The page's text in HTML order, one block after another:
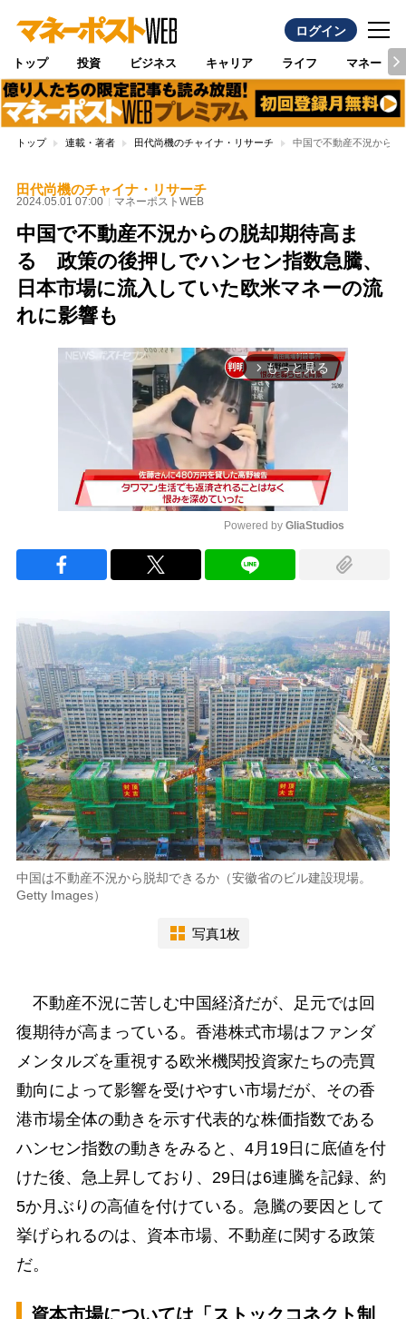
ログイン
トップ 投資 ビジネス キャリア ライフ マネー
トップ 連載・著者 田代尚機のチャイナ・リサーチ 中国で不動産不況から
田代尚機のチャイナ・リサーチ
2024.05.01 07:00 マネーポストWEB
中国で不動産不況からの脱却期待高ま
る 政策の後押しでハンセン指数急騰、
日本市場に流入していた欧米マネーの流
れに影響も
arrow_forward_ios もっと見る
Powered by GliaStudios
中国は不動産不況から脱却できるか（安徽省のビル建設現場。
Getty Images）
写真1枚
不動産不況に苦しむ中国経済だが、足元では回
復期待が高まっている。香港株式市場はファンダ
メンタルズを重視する欧米機関投資家たちの売買
動向によって影響を受けやすい市場だが、その香
港市場全体の動きを示す代表的な株価指数である
ハンセン指数の動きをみると、4月19日に底値を付
けた後、急上昇しており、29日は6連騰を記録、約
5か月ぶりの高値を付けている。急騰の要因として
挙げられるのは、資本市場、不動産に関する政策
だ。
資本市場については「ストックコネクト制